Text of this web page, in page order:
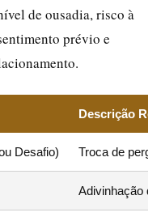
de ousadia, risco à
prévio e
Descrição
Desafio) Troca de
Adivinhação